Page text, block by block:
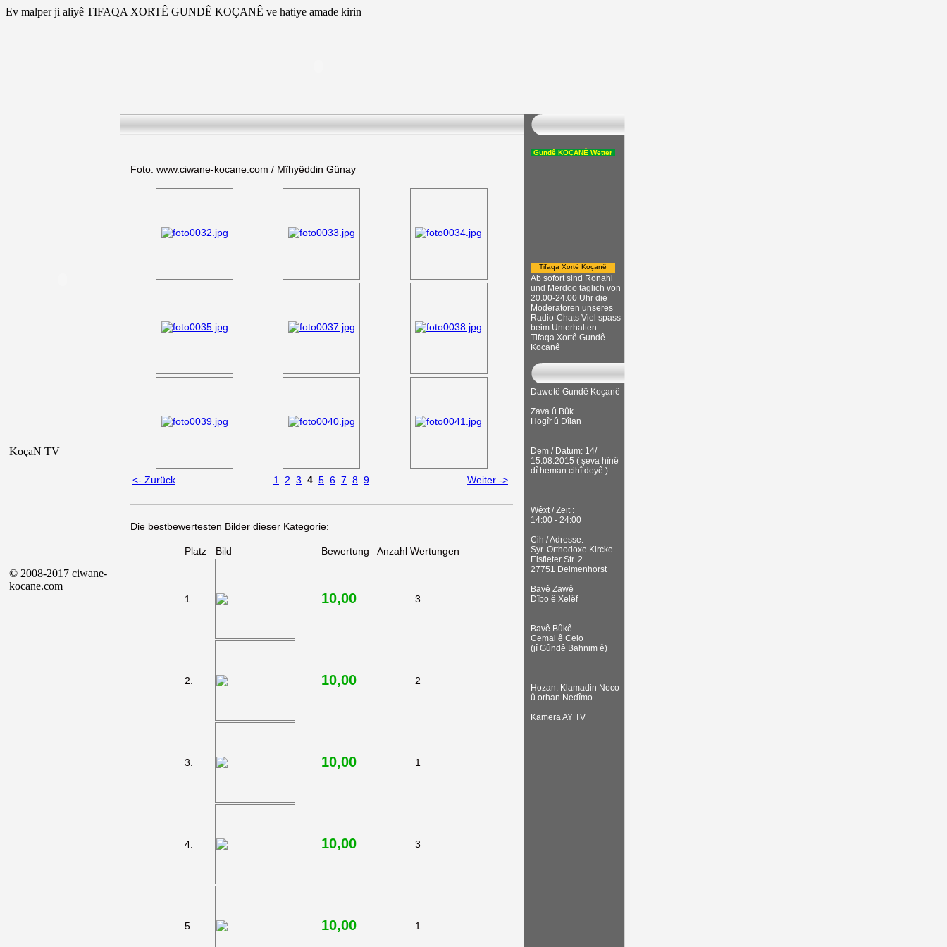
Ev malper ji aliyê TIFAQA XORTÊ GUNDÊ KOÇANÊ ve hatiye amade kirin
KoçaN TV
© 2008-2017 ciwane-
kocane.com
Foto: www.ciwane-kocane.com / Mîhyêddin Günay
<- Zurück 1 2 3 4 5 6 7 8 9 Weiter ->
Die bestbewertesten Bilder dieser Kategorie:
Platz Bild Bewertung Anzahl Wertungen
1. 10,00 3
2. 10,00 2
3. 10,00 1
4. 10,00 3
5. 10,00 1
Gundê KOÇANÊ Wetter
Tifaqa Xortê Koçanê
Ab sofort sind Ronahi
und Merdoo täglich von
20.00-24.00 Uhr die
Moderatoren unseres
Radio-Chats Viel spass
beim Unterhalten.
Tifaqa Xortê Gundê
Kocanê
Dawetê Gundê Koçanê
...................................
Zava û Bûk
Hogîr û Dîlan
Dem / Datum: 14/
15.08.2015 ( şeva hînê
dî heman cihî deyê )
Wêxt / Zeit :
14:00 - 24:00
Cih / Adresse:
Syr. Orthodoxe Kircke
Elsfleter Str. 2
27751 Delmenhorst
Bavê Zawê
Dîbo ê Xelêf
Bavê Bûkê
Cemal ê Celo
(jî Gûndê Bahnim ê)
Hozan: Klamadin Neco
û orhan Nedîmo
Kamera AY TV